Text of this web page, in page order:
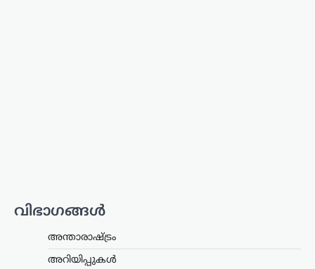
വിഭാഗങ്ങൾ
അന്താരാഷ്ട്രം
അറിയിപ്പുകൾ
ആത്മവിശ്വാസത്തോടെ ഇന്ധനം
ഉപയോഗിക്കാമെന്ന് കേന്ദ്ര പെട്രോളിയം,
പ്രകൃതി വാതക മന്ത്രാലയം വ്യക്തമാക്കി.
പൊതുമേഖല ഓയിൽ മാർക്കറ്റിങ്
കമ്പനികൾ (ഒഎംസികൾ) വിതരണം…